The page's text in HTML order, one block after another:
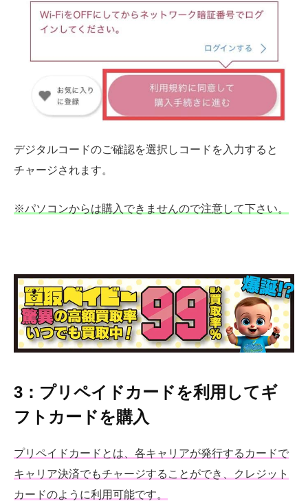
デジタルコードのご確認を選択しコードを入力すると
チャージされます。
※パソコンからは購入できませんので注意して下さい。
3：プリペイドカードを利用してギ
フトカードを購入
プリペイドカードとは、各キャリアが発行するカードで
キャリア決済でもチャージすることができ、クレジット
カードのように利用可能です。